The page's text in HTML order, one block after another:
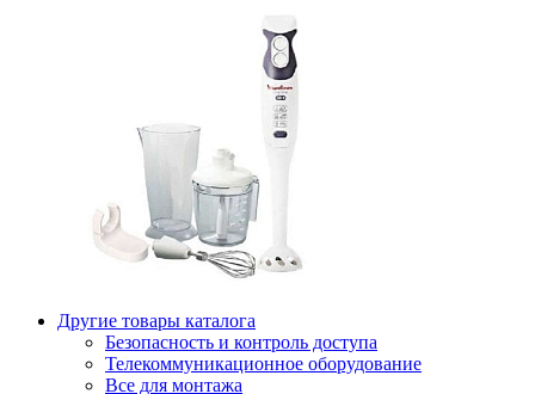
Другие товары каталога
Безопасность и контроль доступа
Телекоммуникационное оборудование
Все для монтажа